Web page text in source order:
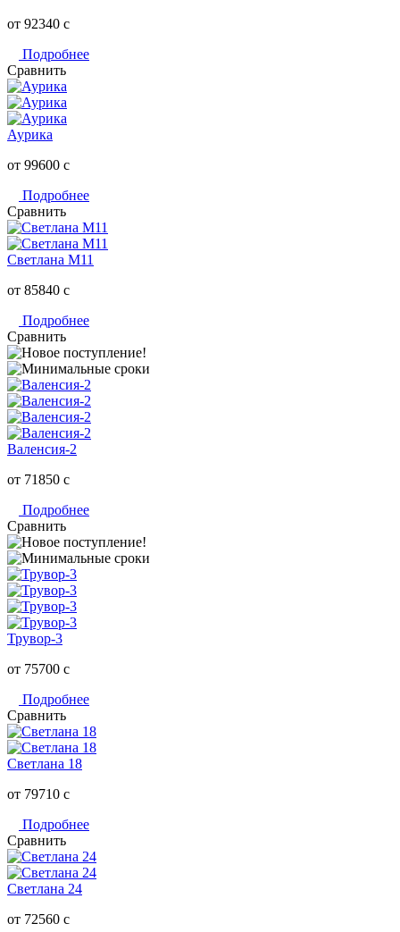
от 92340 c
Подробнее
Сравнить
Аурика
от 99600 c
Подробнее
Сравнить
Светлана M11
от 85840 c
Подробнее
Сравнить
Валенсия-2
от 71850 c
Подробнее
Сравнить
Трувор-3
от 75700 c
Подробнее
Сравнить
Светлана 18
от 79710 c
Подробнее
Сравнить
Светлана 24
от 72560 c